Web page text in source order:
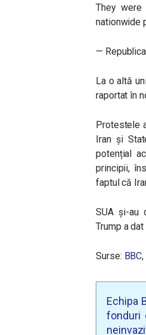
They were
nationwide
—
La o altă
raportat în
Protestele
Iran și
potențial
principii,
faptul că
SUA și-au
Trump a
Surse: BBC,
Echipa
fonduri